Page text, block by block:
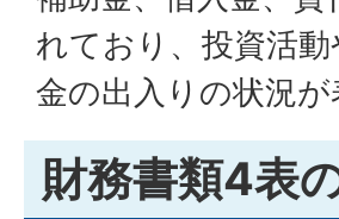
れており、投資活
金の出入りの状況
財務書類4表